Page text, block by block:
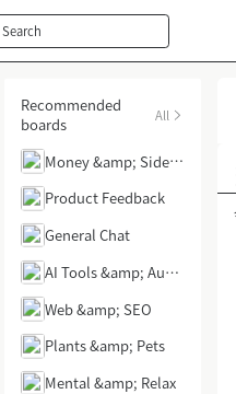
Search
Recommended
boards
All
Money &amp; Side H
Product Feedback
General Chat
AI Tools &amp; Auto
Web &amp; SEO
Plants &amp; Pets
Mental &amp; Relax